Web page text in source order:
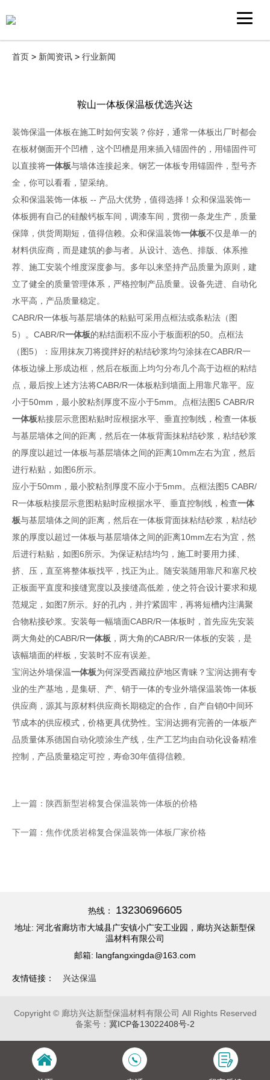
首页 > 新闻资讯 > 行业新闻
鞍山一体板保温板优选兴达
装饰保温一体板在施工时如何安装？你好，通常一体板出厂时都会
在板材侧面开个凹槽，这个凹槽是用来插入锚固件的，用锚固件可
以直接将一体板与墙体连接起来。钢艺一体板专用锚固件，型号齐
全，你可以看看，望采纳。
众和保温装饰一体板 -- 产品大优势，值得选择！众和保温装饰一
体板拥有自己的硅酸钙板车间，调漆车间，贯彻一条龙生产，质量
保障，供货周期短，值得信赖。众和保温装饰一体板不仅是单一的
材料供应商，而是建筑的参与者。从设计、选色、排版、体系推
荐、施工安装个维度深度参与。多年以来坚持产品质量为原则，建
立了健全的质量管理体系，严格控制产品质量。设备先进、自动化
水平高，产品质量稳定。
CABR/R一体板与基层墙体的粘贴可采用点框法或条粘法（图
5）。CABR/R一体板的粘结面积不应小于板面积的50。点框法
（图5）：应用抹灰刀将搅拌好的粘结砂浆均匀涂抹在CABR/R一
体板边缘上形成边框，然后在板面上均匀分布几个高于边框的粘结
点，最后按上述方法将CABR/R一体板粘到墙面上用靠尺靠平。应
小于50mm，最小胶粘剂厚度不应小于5mm。点框法图5 CABR/R
一体板粘接层示意图粘贴时应根据水平、垂直控制线，检查一体板
与基层墙体之间的距离，然后在一体板背面抹粘结砂浆，粘结砂浆
的厚度以超过一体板与基层墙体之间的距离10mm左右为宜，然后
进行粘贴，如图6所示。
应小于50mm，最小胶粘剂厚度不应小于5mm。点框法图5 CABR/
R一体板粘接层示意图粘贴时应根据水平、垂直控制线，检查一体
板与基层墙体之间的距离，然后在一体板背面抹粘结砂浆，粘结砂
浆的厚度以超过一体板与基层墙体之间的距离10mm左右为宜，然
后进行粘贴，如图6所示。为保证粘结均匀，施工时要用力揉、
挤、压，直至将整体板找平，找正为止。随安装随用靠尺和塞尺校
正板面平直度和接缝宽度以及接缝高低差，使之符合设计要求和规
范规定，如图7所示。好的孔内，并拧紧固牢，再将短槽内注满聚
合物粘接砂浆。安装每一幅墙面CABR/R一体板时，首先应先安装
两大角处的CABR/R一体板 ，两大角的CABR/R一体板的安装，是
该幅墙面的样板，安装时不应有误差。
宝润达外墙保温一体板为何深受西藏拉萨地区青睐？宝润达拥有专
业的生产基地，是集研、产、销于一体的专业外墙保温装饰一体板
供应商，源其与原材料供应商长期稳定的合作，自产自销0中间环
节成本的供应模式，价格更具优势性。宝润达拥有完善的一体板产
品质量体系德国自动化喷涂生产线，生产工艺均由自动化设备精准
控制，产品质量稳定可控，寿命30年值得信赖。
上一篇：陕西新型岩棉复合保温装饰一体板的价格
下一篇：焦作优质岩棉复合保温装饰一体板厂家价格
友情链接： 兴达保温
热线： 13230696605
地址: 河北省廊坊市大城县广安镇小广安工业园，廊坊兴达新型保
温材料有限公司
邮箱: langfangxingda@163.com
Copyright © 廊坊兴达新型保温材料有限公司 All Rights Reserved
备案号： 冀ICP备13022408号-2